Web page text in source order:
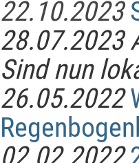
22.10.2023
28.07.2023
Sind nun
26.05.2022
02.02.2022